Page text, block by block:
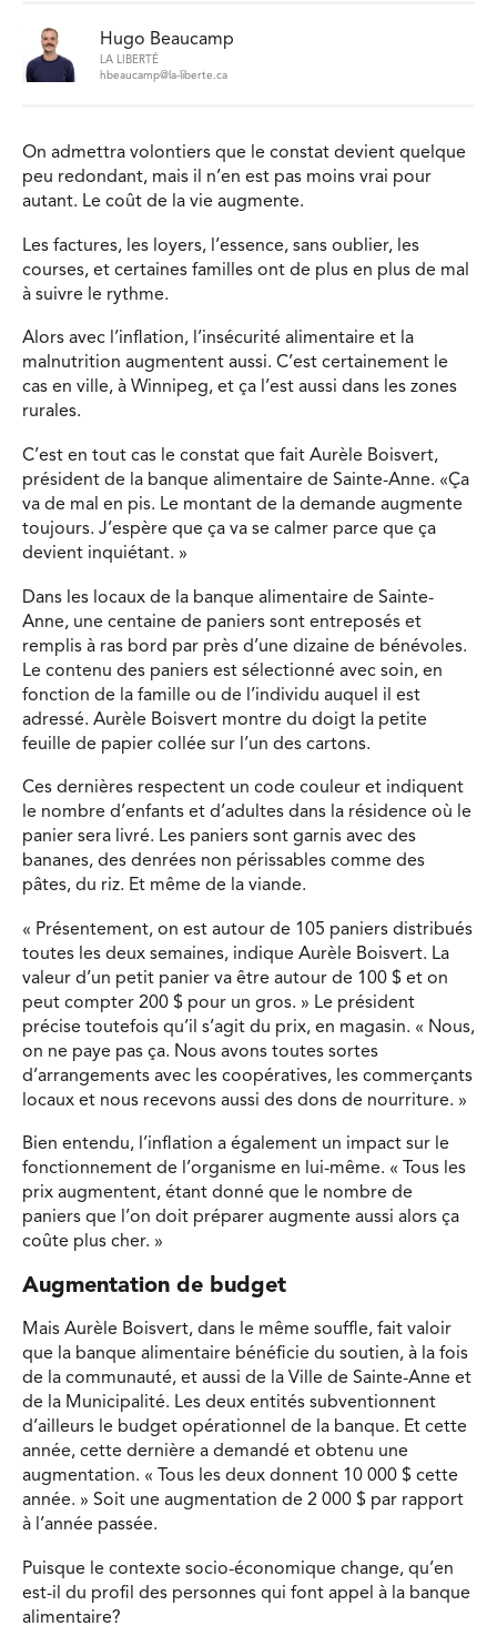
Hugo Beaucamp
LA LIBERTÉ
hbeaucamp@la-liberte.ca
On admettra volontiers que le constat devient quelque
peu redondant, mais il n’en est pas moins vrai pour
autant. Le coût de la vie augmente.
Les factures, les loyers, l’essence, sans oublier, les
courses, et certaines familles ont de plus en plus de mal
à suivre le rythme.
Alors avec l’inflation, l’insécurité alimentaire et la
malnutrition augmentent aussi. C’est certainement le
cas en ville, à Winnipeg, et ça l’est aussi dans les zones
rurales.
C’est en tout cas le constat que fait Aurèle Boisvert,
président de la banque alimentaire de Sainte-Anne. «Ça
va de mal en pis. Le montant de la demande augmente
toujours. J’espère que ça va se calmer parce que ça
devient inquiétant. »
Dans les locaux de la banque alimentaire de Sainte-
Anne, une centaine de paniers sont entreposés et
remplis à ras bord par près d’une dizaine de bénévoles.
Le contenu des paniers est sélectionné avec soin, en
fonction de la famille ou de l’individu auquel il est
adressé. Aurèle Boisvert montre du doigt la petite
feuille de papier collée sur l’un des cartons.
Ces dernières respectent un code couleur et indiquent
le nombre d’enfants et d’adultes dans la résidence où le
panier sera livré. Les paniers sont garnis avec des
bananes, des denrées non périssables comme des
pâtes, du riz. Et même de la viande.
« Présentement, on est autour de 105 paniers distribués
toutes les deux semaines, indique Aurèle Boisvert. La
valeur d’un petit panier va être autour de 100 $ et on
peut compter 200 $ pour un gros. » Le président
précise toutefois qu’il s’agit du prix, en magasin. « Nous,
on ne paye pas ça. Nous avons toutes sortes
d’arrangements avec les coopératives, les commerçants
locaux et nous recevons aussi des dons de nourriture. »
Bien entendu, l’inflation a également un impact sur le
fonctionnement de l’organisme en lui-même. « Tous les
prix augmentent, étant donné que le nombre de
paniers que l’on doit préparer augmente aussi alors ça
coûte plus cher. »
Augmentation de budget
Mais Aurèle Boisvert, dans le même souffle, fait valoir
que la banque alimentaire bénéficie du soutien, à la fois
de la communauté, et aussi de la Ville de Sainte-Anne et
de la Municipalité. Les deux entités subventionnent
d’ailleurs le budget opérationnel de la banque. Et cette
année, cette dernière a demandé et obtenu une
augmentation. « Tous les deux donnent 10 000 $ cette
année. » Soit une augmentation de 2 000 $ par rapport
à l’année passée.
Puisque le contexte socio-économique change, qu’en
est-il du profil des personnes qui font appel à la banque
alimentaire?